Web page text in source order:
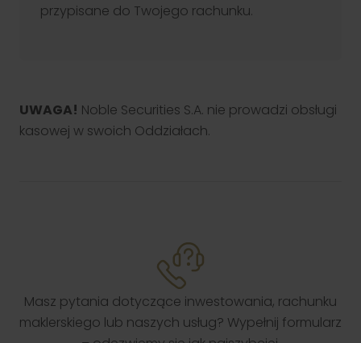
przypisane do Twojego rachunku.
UWAGA! Noble Securities S.A. nie prowadzi obsługi
kasowej w swoich Oddziałach.
Masz pytania dotyczące inwestowania, rachunku
maklerskiego lub naszych usług? Wypełnij formularz